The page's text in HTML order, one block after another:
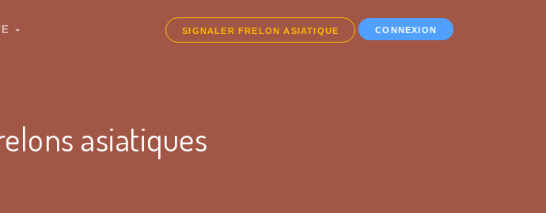
SIGNALER FRELON ASIATIQUE CONNEXION
asiatiques